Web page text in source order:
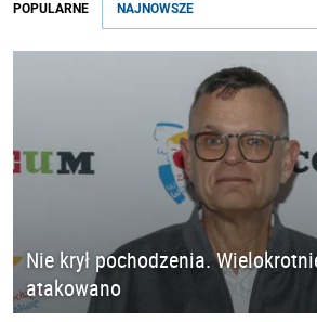
POPULARNE NAJNOWSZE
Nie krył pochodzenia.
atakowano